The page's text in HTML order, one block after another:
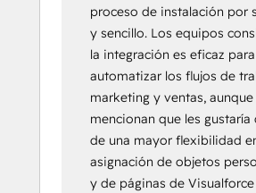
proceso de instalación por
y sencillo. Los equipos
la integración es eficaz para
automatizar los flujos de
marketing y ventas, aunque
mencionan que les
de una mayor flexibilidad
asignación de objetos
y de páginas de Visualforce